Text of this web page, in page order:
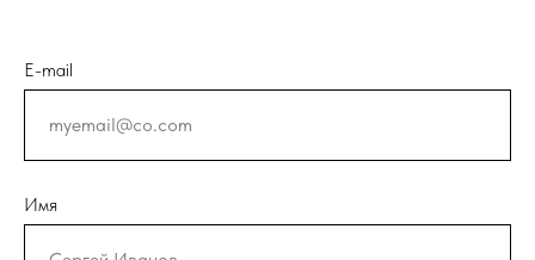
E-mail
Имя